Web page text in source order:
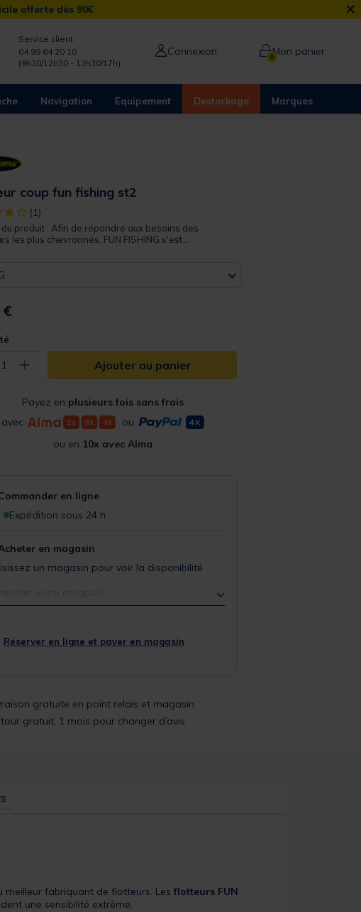
offerte dès 90€ ×
Service client
04 99 64 20 10
(9h30/12h30 - 13h30/17h)
Connexion 0Mon panier
Navigation Equipement Destockage Marques
coup fun fishing st2
out of 5 Customer Rating
(1)
produit : Afin de répondre aux besoins des
les plus chevronnés, FUN FISHING s'est...
€
1 + Ajouter au panier
Payez en plusieurs fois sans frais
avec
ou
ou en 10x avec Alma
en ligne
Expédition sous 24 h
en magasin
un magasin pour voir la disponibilité
Réserver en ligne et payer en magasin
gratuite en point relais et magasin
gratuit, 1 mois pour changer d’avis
meilleur fabriquant de flotteurs. Les flotteurs FUN
une sensibilité extrême.